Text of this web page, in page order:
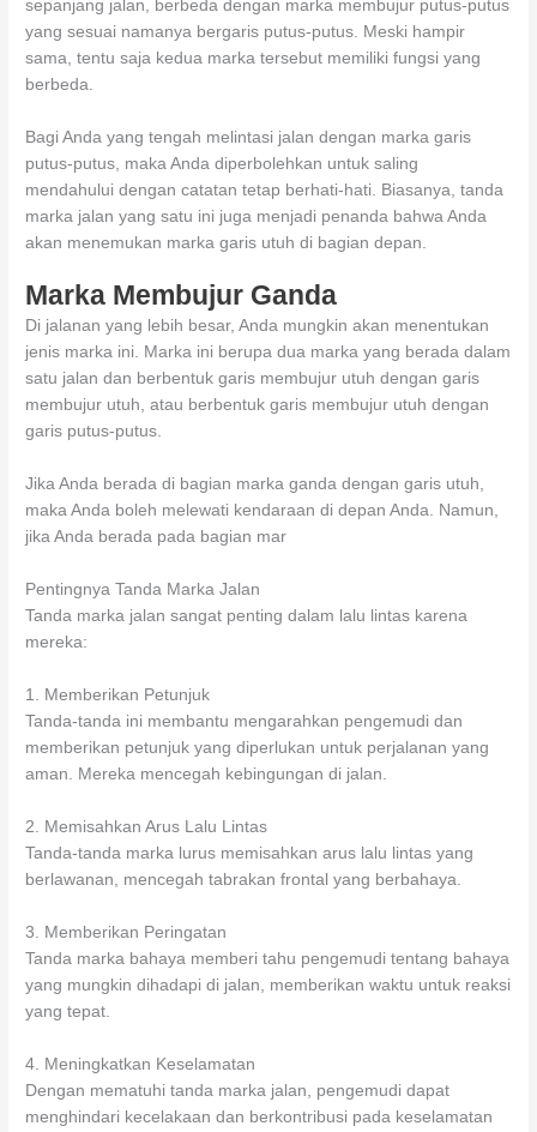
sepanjang jalan, berbeda dengan marka membujur putus-putus
yang sesuai namanya bergaris putus-putus. Meski hampir
sama, tentu saja kedua marka tersebut memiliki fungsi yang
berbeda.
Bagi Anda yang tengah melintasi jalan dengan marka garis
putus-putus, maka Anda diperbolehkan untuk saling
mendahului dengan catatan tetap berhati-hati. Biasanya, tanda
marka jalan yang satu ini juga menjadi penanda bahwa Anda
akan menemukan marka garis utuh di bagian depan.
Marka Membujur Ganda
Di jalanan yang lebih besar, Anda mungkin akan menentukan
jenis marka ini. Marka ini berupa dua marka yang berada dalam
satu jalan dan berbentuk garis membujur utuh dengan garis
membujur utuh, atau berbentuk garis membujur utuh dengan
garis putus-putus.
Jika Anda berada di bagian marka ganda dengan garis utuh,
maka Anda boleh melewati kendaraan di depan Anda. Namun,
jika Anda berada pada bagian mar
Pentingnya Tanda Marka Jalan
Tanda marka jalan sangat penting dalam lalu lintas karena
mereka:
1. Memberikan Petunjuk
Tanda-tanda ini membantu mengarahkan pengemudi dan
memberikan petunjuk yang diperlukan untuk perjalanan yang
aman. Mereka mencegah kebingungan di jalan.
2. Memisahkan Arus Lalu Lintas
Tanda-tanda marka lurus memisahkan arus lalu lintas yang
berlawanan, mencegah tabrakan frontal yang berbahaya.
3. Memberikan Peringatan
Tanda marka bahaya memberi tahu pengemudi tentang bahaya
yang mungkin dihadapi di jalan, memberikan waktu untuk reaksi
yang tepat.
4. Meningkatkan Keselamatan
Dengan mematuhi tanda marka jalan, pengemudi dapat
menghindari kecelakaan dan berkontribusi pada keselamatan